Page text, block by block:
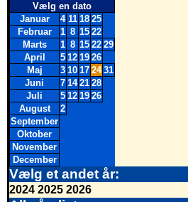
Vælg en dato
Januar
4 11 18 25
Februar
1 8 15 22
Marts
1 8 15 22 29
April
5 12 19 26
Maj
3 10 17 24 31
Juni
7 14 21 28
Juli
5 12 19 26
August
2
September
Oktober
November
December
Vælg et andet år:
2024 2025 2026